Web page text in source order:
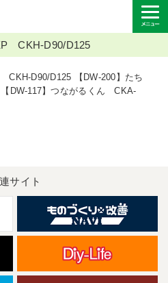
CKH-D90/D125
CKH-D90/D125 【DW-200】たち
DW-117】つながるくん CKA-
サイト